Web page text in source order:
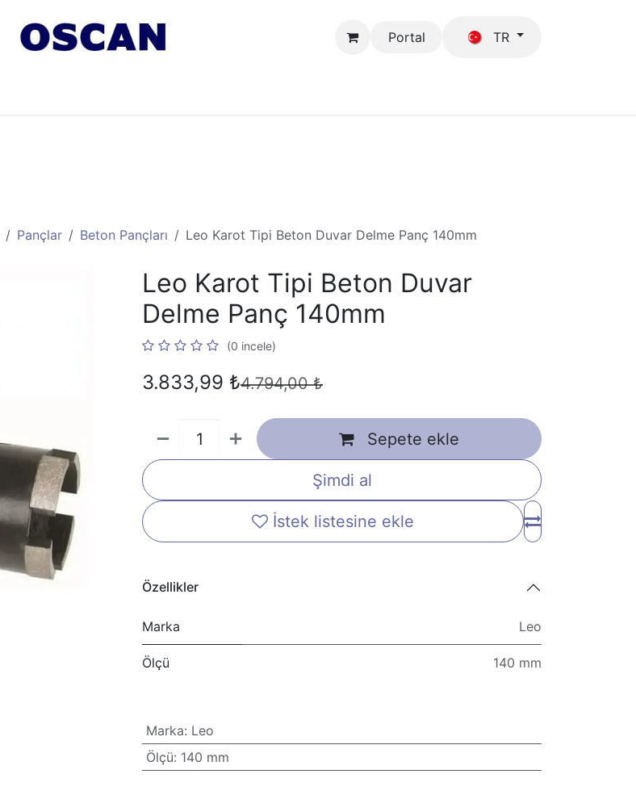
Portal TR
Pançlar Beton Pançları Leo Karot Tipi Beton Duvar Delme Panç 140mm
Leo Karot Tipi Beton Duvar
Delme Panç 140mm
(0 incele)
3.833,99 ₺4.794,00₺
Sepete ekle
Şimdi al
İstek listesine ekle
Özellikler
Marka Leo
Ölçü 140 mm
Marka: Leo
Ölçü: 140 mm